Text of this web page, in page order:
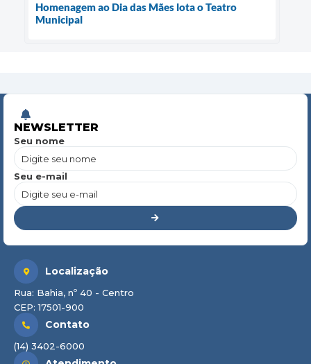
Homenagem ao Dia das Mães lota o Teatro
Municipal
NEWSLETTER
Seu nome
Seu e-mail
Localização
Rua: Bahia, nº 40 - Centro
CEP: 17501-900
Contato
(14) 3402-6000